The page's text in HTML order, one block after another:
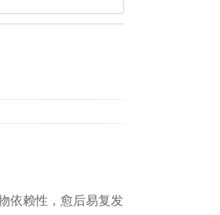
赖性，愈后易复发，反反复